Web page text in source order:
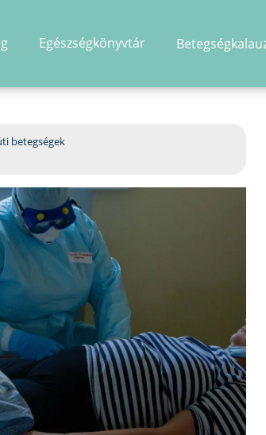
Egészségkönyvtár
betegségek